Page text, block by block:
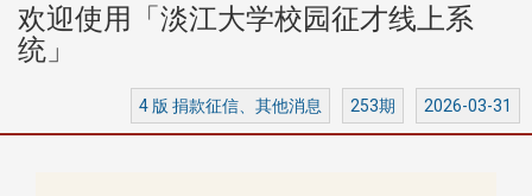
欢迎使用「淡江大学校园征才线上系
统」
4 版 捐款征信、其他消息 253期 2026-03-31